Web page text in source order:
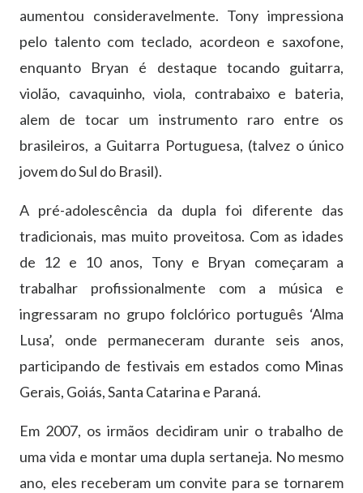
aumentou consideravelmente. Tony impressiona
pelo talento com teclado, acordeon e saxofone,
enquanto Bryan é destaque tocando guitarra,
violão, cavaquinho, viola, contrabaixo e bateria,
alem de tocar um instrumento raro entre os
brasileiros, a Guitarra Portuguesa, (talvez o único
jovem do Sul do Brasil).
A pré-adolescência da dupla foi diferente das
tradicionais, mas muito proveitosa. Com as idades
de 12 e 10 anos, Tony e Bryan começaram a
trabalhar profissionalmente com a música e
ingressaram no grupo folclórico português ‘Alma
Lusa’, onde permaneceram durante seis anos,
participando de festivais em estados como Minas
Gerais, Goiás, Santa Catarina e Paraná.
Em 2007, os irmãos decidiram unir o trabalho de
uma vida e montar uma dupla sertaneja. No mesmo
ano, eles receberam um convite para se tornarem